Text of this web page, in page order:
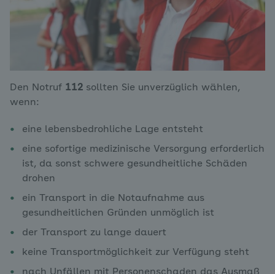
Den Notruf 112 sollten Sie unverzüglich wählen,
wenn:
eine lebensbedrohliche Lage entsteht
eine sofortige medizinische Versorgung erforderlich
ist, da sonst schwere gesundheitliche Schäden
drohen
ein Transport in die Notaufnahme aus
gesundheitlichen Gründen unmöglich ist
der Transport zu lange dauert
keine Transportmöglichkeit zur Verfügung steht
nach Unfällen mit Personenschaden das Ausmaß